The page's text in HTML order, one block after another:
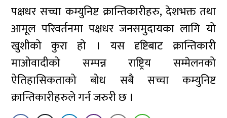
पक्षधर सच्चा कम्युनिष्ट क्रान्तिकारीहरु, देशभक्त तथा
आमूल परिवर्तनमा पक्षधर जनसमुदायका लागि यो
खुशीको कुरा हो । यस दृष्टिबाट क्रान्तिकारी
माओवादीको सम्पन्न राष्ट्रिय सम्मेलनको
ऐतिहासिकताको बोध सबै सच्चा कम्युनिष्ट
क्रान्तिकारीहरुले गर्न जरुरी छ ।